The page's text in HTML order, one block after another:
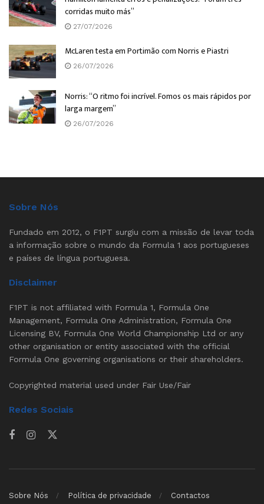
corridas muito más”
27/07/2026
McLaren testa em Portimão com Norris e Piastri
26/07/2026
Norris: “O ritmo foi incrível. Fomos os mais rápidos por
larga margem”
26/07/2026
Sobre Nós
Fundado em 2012, o F1PT surgiu com a missão de levar toda
a informação sobre o mundo da Formula 1 aos portugueses
e países de língua portuguesa.
Disclaimer
F1PT is not affiliated with Formula 1, Formula One
Management, Formula One Administration, Formula One
Licensing BV, Formula One World Championship Ltd or any
other organisation or entity associated with the official
Formula One governing organisations or their shareholders.
Copyrighted material used under Fair Use/Fair
Redes Sociais
Sobre Nós Política de privacidade Contactos